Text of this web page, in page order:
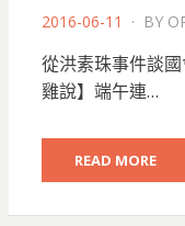
POSTED
2016-06-11 BY
從洪素珠事件談
雞說】端午連…
READ MORE